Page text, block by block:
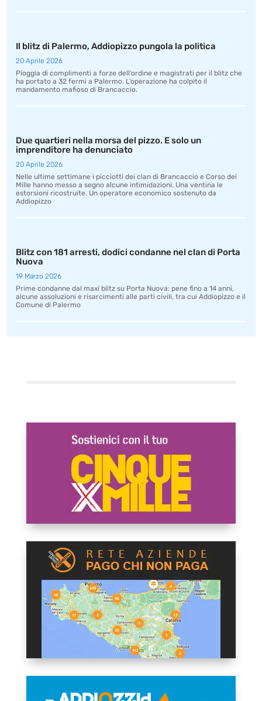
Il blitz di Palermo, Addiopizzo pungola la politica
20 Aprile 2026
Pioggia di complimenti a forze dell’ordine e magistrati per il blitz che
ha portato a 32 fermi a Palermo. L’operazione ha colpito il
mandamento mafioso di Brancaccio.
Due quartieri nella morsa del pizzo. E solo un
imprenditore ha denunciato
20 Aprile 2026
Nelle ultime settimane i picciotti dei clan di Brancaccio e Corso dei
Mille hanno messo a segno alcune intimidazioni. Una ventina le
estorsioni ricostruite. Un operatore economico sostenuto da
Addiopizzo
Blitz con 181 arresti, dodici condanne nel clan di Porta
Nuova
19 Marzo 2026
Prime condanne dal maxi blitz su Porta Nuova: pene fino a 14 anni,
alcune assoluzioni e risarcimenti alle parti civili, tra cui Addiopizzo e il
Comune di Palermo